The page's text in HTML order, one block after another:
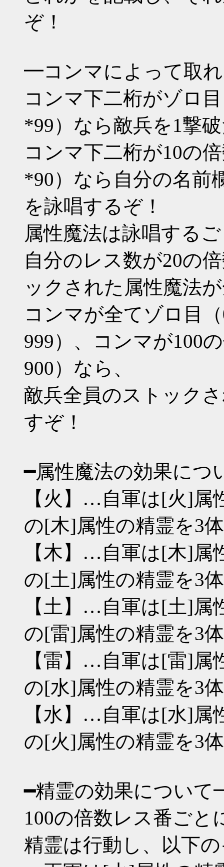
ぞ！
━コンマによって取
コンマ下二桁がゾロ
*99）なら敵兵を1撃
コンマ下二桁が10の
*90）なら自分の名前
を詠唱するぞ！
属性魔法は詠唱する
自分のレス数が20の
ックされた属性魔法
コンマが全てゾロ目（
999）、コンマが100
900）なら、
敵兵全員のストック
すぞ！
━属性魔法の効果に
【火】…自軍は[火]
の[木]属性の精霊を3
【木】…自軍は[木]
の[土]属性の精霊を3
【土】…自軍は[土]
の[雷]属性の精霊を3
【雷】…自軍は[雷]
の[水]属性の精霊を3
【水】…自軍は[水]
の[火]属性の精霊を3
━精霊の効果につい
100の倍数レス番ごと
精霊は行動し、以下